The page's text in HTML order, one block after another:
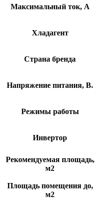
Максимальный ток, А
Хладагент
Страна бренда
Напряжение питания, В.
Режимы работы
Инвертор
Рекомендуемая площадь,
м2
Площадь помещения до,
м2